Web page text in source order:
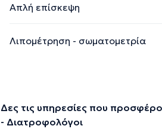
Απλή επίσκεψη
Λιπομέτρηση - σωματομετρία
Δες τις υπηρεσίες που
- Διατροφολόγοι